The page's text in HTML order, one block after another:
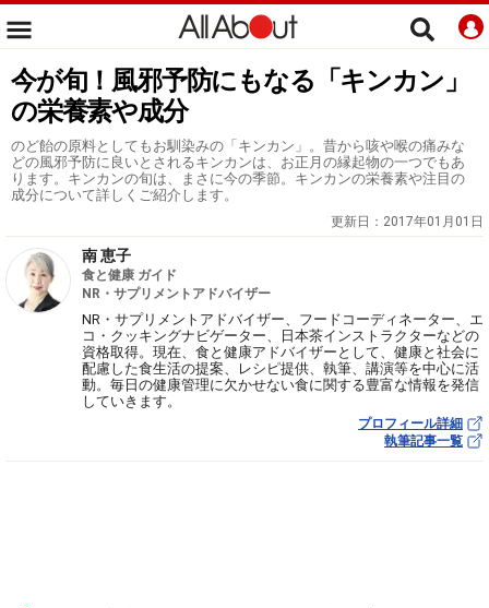
今が旬！風邪予防にもなる「キンカン」
の栄養素や成分
のど飴の原料としてもお馴染みの「キンカン」。昔から咳や喉の痛みな
どの風邪予防に良いとされるキンカンは、お正月の縁起物の一つでもあ
ります。キンカンの旬は、まさに今の季節。キンカンの栄養素や注目の
成分について詳しくご紹介します。
更新日： 2017年01月01日
南 恵子
食と健康 ガイド
NR・サプリメントアドバイザー
NR・サプリメントアドバイザー、フードコーディネーター、エ
コ・クッキングナビゲーター、日本茶インストラクターなどの
資格取得。現在、食と健康アドバイザーとして、健康と社会に
配慮した食生活の提案、レシピ提供、執筆、講演等を中心に活
動。毎日の健康管理に欠かせない食に関する豊富な情報を発信
していきます。
プロフィール詳細
執筆記事一覧